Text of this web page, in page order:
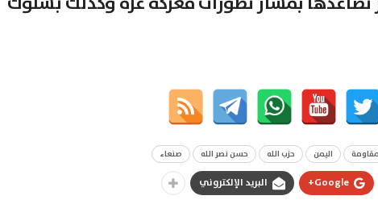
اليمن حزب الله حسن نصر الله صنعاء
Google+ البريد الإلكتروني